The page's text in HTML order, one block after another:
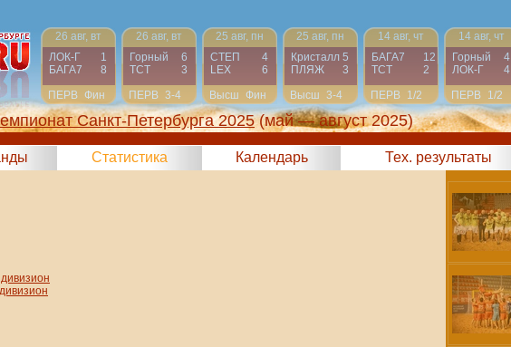
26 авг, вт
ЛОК-Г
1
БАГА7
8
ПЕРВ Фин
26 авг, вт
Горный
6
ТСТ
3
ПЕРВ 3-4
25 авг, пн
СТЕП
4
LEX
6
Высш Фин
25 авг, пн
Кристалл 5
ПЛЯЖ
3
Высш 3-4
14 авг, чт
БАГА7
12
ТСТ
2
ПЕРВ
1/2
14 авг, чт
Горный
4
ЛОК-Г
4
ПЕРВ
1/2
Санкт-Петербурга 2025 (май — август 2025)
Статистика Календарь Тех. результаты